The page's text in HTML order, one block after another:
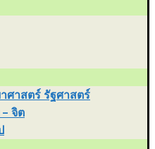
ศาสตร์ รัฐศาสตร์
จิต